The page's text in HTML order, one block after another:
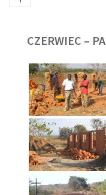
CZERWIEC –